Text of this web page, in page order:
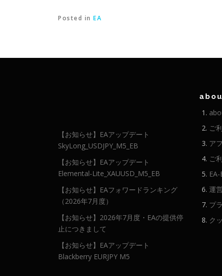
Posted in EA
【お知らせ】EAアップデート
SkyLong_USDJPY_M5_EB
【お知らせ】EAアップデート
Elemental-Lite_XAUUSD_M5_EB
【お知らせ】EAフォワードランキング
（2026年7月度）
【お知らせ】2026年7月度・EAの提供停
止につきまして
【お知らせ】EAアップデート
Blackberry EURJPY M5
ご
ア
ご
運
プ
ク